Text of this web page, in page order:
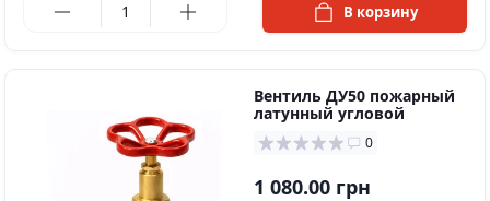
В корзину
Вентиль ДУ50 пожарный
латунный угловой
0
1 080.00 грн